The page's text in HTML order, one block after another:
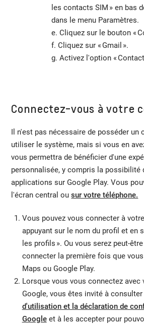
les contacts SIM » en bas
dans le menu Paramètres.
e. Cliquez sur le bouton «
f. Cliquez sur « Gmail ».
g. Activez l'option «
Connectez-vous à votre
Il n'est pas nécessaire de posséder un
utiliser le système, mais si vous en
vous permettra de bénéficier d'une
personnalisée, y compris la possibilité
applications sur Google Play. Vous
l'écran central ousur votre téléphone.
Vous pouvez vous connecter à
appuyant sur le nom du profil et en
les profils ». Ou vous serez peut-
connecter la première fois que
Maps ou Google Play.
Lorsque vous vous connectez avec
Google, vous êtes invité à consulter
d'utilisation et la déclaration de
Googleet à les accepter pour